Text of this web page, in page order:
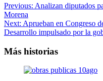
Navegación
de
entradas
Previous: Analizan diputados
Morena
Next: Aprueban en Congreso
Desarrollo impulsado por la
Más historias